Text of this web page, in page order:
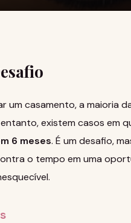
um casamento, a maioria
existem casos em
6 meses. É um desafio,
o tempo em uma